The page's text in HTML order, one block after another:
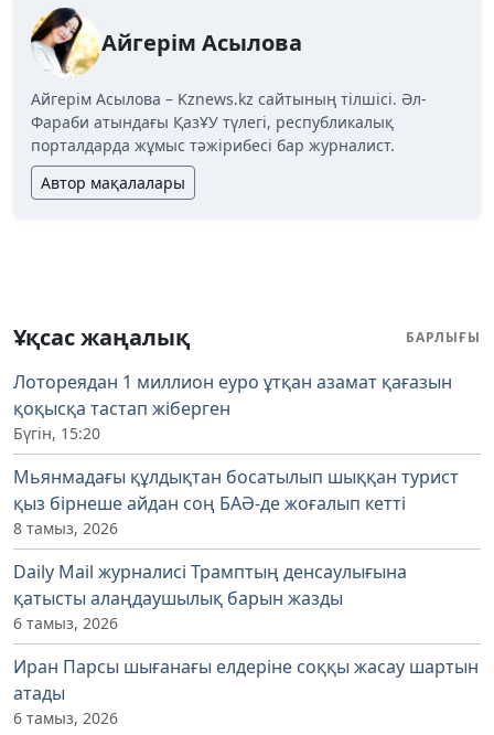
Айгерім Асылова
Айгерім Асылова – Kznews.kz сайтының тілшісі. Әл-
Фараби атындағы ҚазҰУ түлегі, республикалық
порталдарда жұмыс тәжірибесі бар журналист.
Автор мақалалары
Ұқсас жаңалық БАРЛЫҒЫ
Лотореядан 1 миллион еуро ұтқан азамат қағазын
қоқысқа тастап жіберген
Бүгін, 15:20
Мьянмадағы құлдықтан босатылып шыққан турист
қыз бірнеше айдан соң БАӘ-де жоғалып кетті
8 тамыз, 2026
Daily Mail журналисі Трамптың денсаулығына
қатысты алаңдаушылық барын жазды
6 тамыз, 2026
Иран Парсы шығанағы елдеріне соққы жасау шартын
атады
6 тамыз, 2026